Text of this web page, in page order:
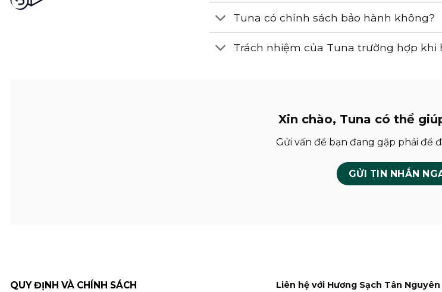
Tuna có chính sách bảo hành không?
Trách nhiệm của Tuna trường hợp
Xin chào, Tuna có thể
Gửi vấn đề bạn đang gặp phải để
GỬI TIN NHẮN
QUY ĐỊNH VÀ CHÍNH SÁCH Liên hệ với Hương Sạch Tân Nguyên